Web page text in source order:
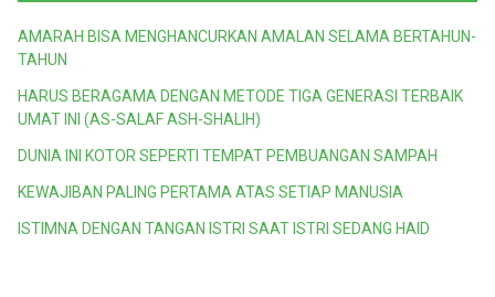
AMARAH BISA MENGHANCURKAN AMALAN SELAMA BERTAHUN-
TAHUN
HARUS BERAGAMA DENGAN METODE TIGA GENERASI TERBAIK
UMAT INI (AS-SALAF ASH-SHALIH)
DUNIA INI KOTOR SEPERTI TEMPAT PEMBUANGAN SAMPAH
KEWAJIBAN PALING PERTAMA ATAS SETIAP MANUSIA
ISTIMNA DENGAN TANGAN ISTRI SAAT ISTRI SEDANG HAID